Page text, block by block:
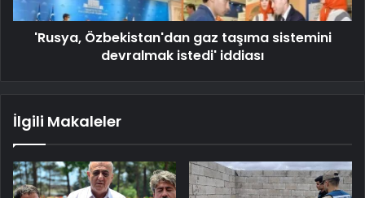
'Rusya, Özbekistan'dan gaz taşıma sistemini
devralmak istedi' iddiası
İlgili Makaleler